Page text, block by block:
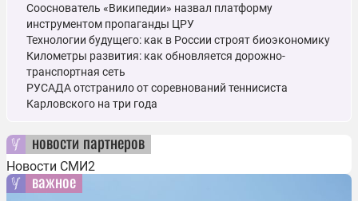
Сооснователь «Википедии» назвал платформу
инструментом пропаганды ЦРУ
Технологии будущего: как в России строят биоэкономику
Километры развития: как обновляется дорожно-
транспортная сеть
РУСАДА отстранило от соревнований теннисиста
Карловского на три года
новости партнеров
Новости СМИ2
важное